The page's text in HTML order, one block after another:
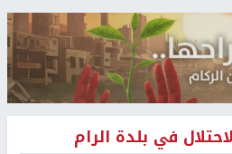
في بلدة الرام